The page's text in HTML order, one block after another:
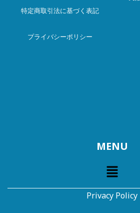
特定商取引法に基づく表記
プライバシーポリシー
MENU
Privacy Policy